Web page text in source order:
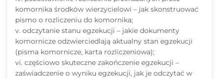
komornika środków wierzycielowi – jak skonstruować
pismo o rozliczeniu do komornika;
v. odczytanie stanu egzekucji – jakie dokumenty
komornicze odzwierciedlają aktualny stan egzekucji
(pisma komornicze, karta rozliczeniowa);
vi. częściowo skuteczne zakończenie egzekucji –
zaświadczenie o wyniku egzekucji, jak je odczytać w